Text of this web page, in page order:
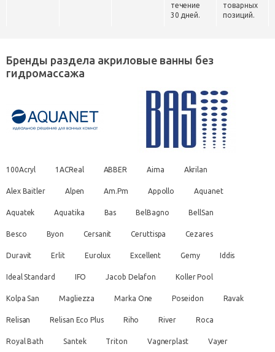
течение
30 дней.
товарных
позиций.
Бренды раздела акриловые ванны без
гидромассажа
100Acryl 1ACReal ABBER Aima Akrilan
Alex Baitler Alpen Am.Pm Appollo Aquanet
Aquatek Aquatika Bas BelBagno BellSan
Besco Byon Cersanit Ceruttispa Cezares
Duravit Erlit Eurolux Excellent Gemy Iddis
Ideal Standard IFO Jacob Delafon Koller Pool
Kolpa San Magliezza Marka One Poseidon Ravak
Relisan Relisan Eco Plus Riho River Roca
Royal Bath Santek Triton Vagnerplast Vayer